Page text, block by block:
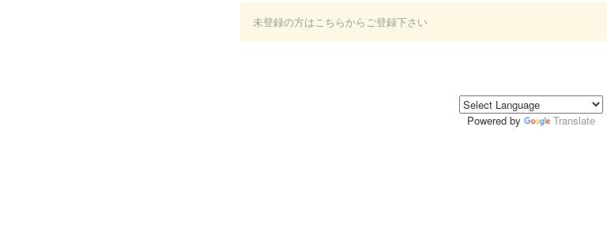
未登録の方はこちらからご登録下さい
Powered by Translate